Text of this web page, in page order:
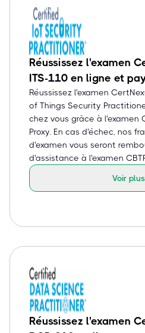
Réussissez l'examen
ITS-110 en ligne et
Réussissez l'examen
of Things Security
chez vous grâce à l'examen
Proxy. En cas d'échec, nos
d'examen vous seront
d'assistance à l'examen
Voir plus
Réussissez l'examen